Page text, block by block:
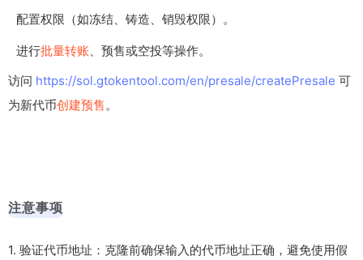
配置权限（如冻结、铸造、销毁权限）。
进行批量转账、预售或空投等操作。
访问 https://sol.gtokentool.com/en/presale/createPresale 可
为新代币创建预售。
注意事项
1. 验证代币地址：克隆前确保输入的代币地址正确，避免使用假